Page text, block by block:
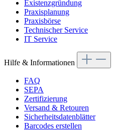
Existenzgründung
Praxisplanung
Praxisbörse
Technischer Service
IT Service
Hilfe & Informationen
FAQ
SEPA
Zertifizierung
Versand & Retouren
Sicherheitsdatenblätter
Barcodes erstellen